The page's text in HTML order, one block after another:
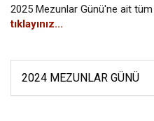
2025 Mezunlar Günü'ne ait
tıklayınız...
2024 MEZUNLAR GÜNÜ